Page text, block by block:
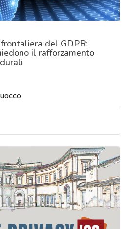
del GDPR:
il rafforzamento